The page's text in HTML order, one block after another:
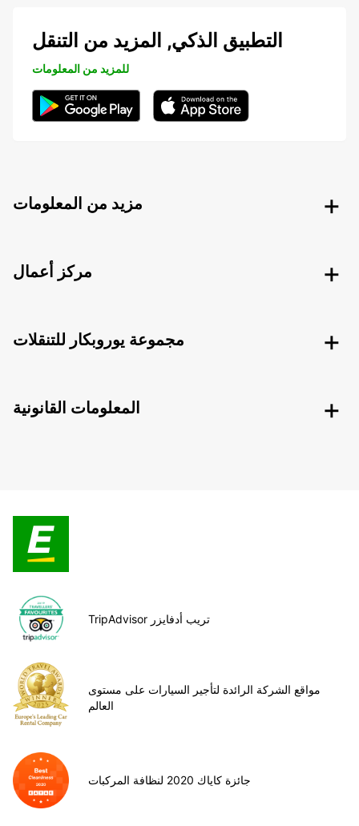
التطبيق الذكي, المزيد من التنقل
للمزيد من المعلومات
مزيد من المعلومات
مركز أعمال
مجموعة يوروبكار للتنقلات
المعلومات القانونية
TripAdvisor تريب أدفايزر
مواقع الشركة الرائدة لتأجير السيارات على مستوى
العالم
جائزة كاياك 2020 لنظافة المركبات